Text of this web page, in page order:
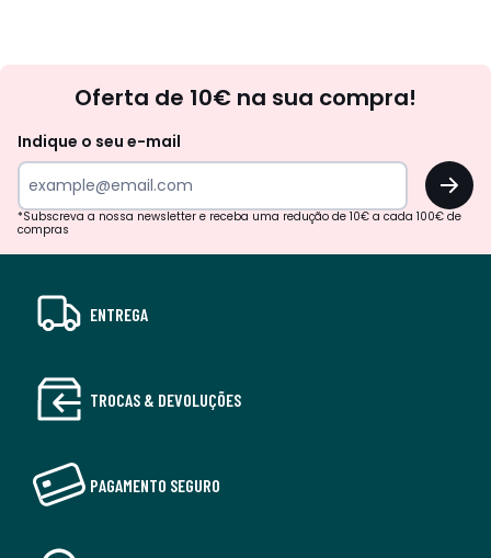
Oferta de 10€ na sua compra!
Indique o seu e-mail
OK
*Subscreva a nossa newsletter e receba uma redução de 10€ a cada 100€ de
compras
ENTREGA
TROCAS & DEVOLUÇÕES
PAGAMENTO SEGURO